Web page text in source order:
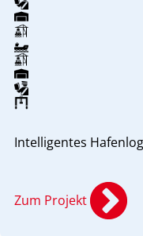
Intelligentes
Zum Projekt